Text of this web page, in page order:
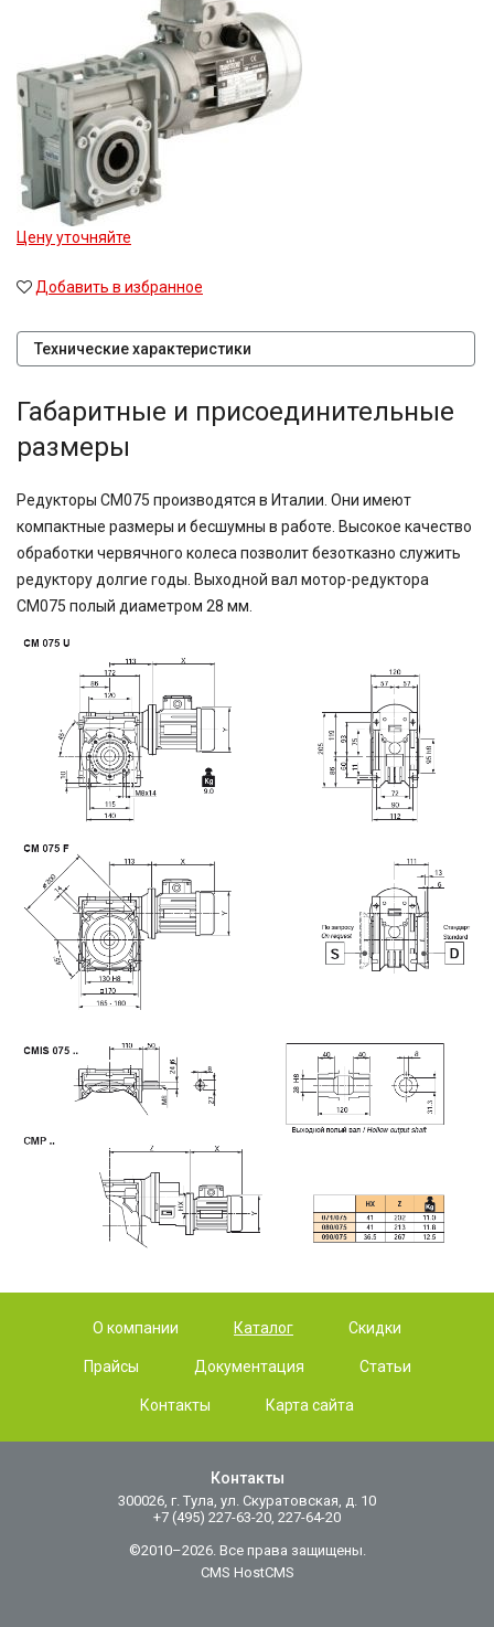
Цену уточняйте
Добавить в избранное
Технические характеристики
Габаритные и присоединительные
размеры
Редукторы CM075 производятся в Италии. Они имеют
компактные размеры и бесшумны в работе. Высокое качество
обработки червячного колеса позволит безотказно служить
редуктору долгие годы. Выходной вал мотор-редуктора
CM075 полый диаметром 28 мм.
О компании Каталог Скидки
Прайсы Документация Статьи
Контакты Карта сайта
Контакты
300026, г. Тула, ул. Скуратовская, д. 10
+7 (495) 227-63-20, 227-64-20
©2010–2026. Все права защищены.
CMS HostCMS